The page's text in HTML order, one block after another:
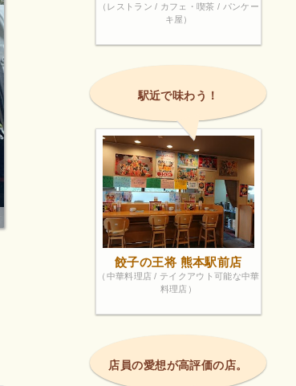
（レストラン / カフェ・喫茶 / パンケー
キ屋）
駅近で味わう！
餃子の王将 熊本駅前店
（中華料理店 / テイクアウト可能な中華
料理店）
店員の愛想が高評価の店。